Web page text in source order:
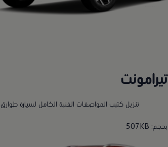
تيرامونت
تنزيل كتيب المواصفات الفنية الكامل لسيارة طوارق
بحجم: 507KB